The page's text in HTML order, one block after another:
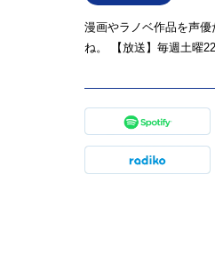
漫画やラノベ作品を声
ね。 【放送】毎週土曜